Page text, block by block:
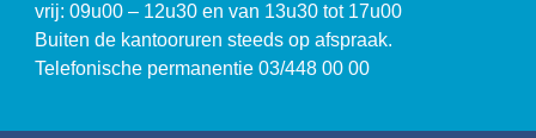
vrij: 09u00 – 12u30 en van 13u30 tot 17u00
Buiten de kantooruren steeds op afspraak.
Telefonische permanentie 03/448 00 00